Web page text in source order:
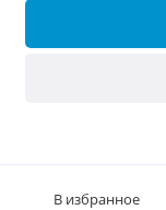
В избранное